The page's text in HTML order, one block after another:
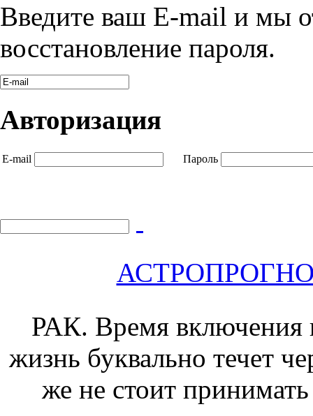
Введите ваш E-mail и мы
восстановление пароля.
Авторизация
E-mail Пароль
РАК. Время включения
жизнь буквально течет
же не стоит